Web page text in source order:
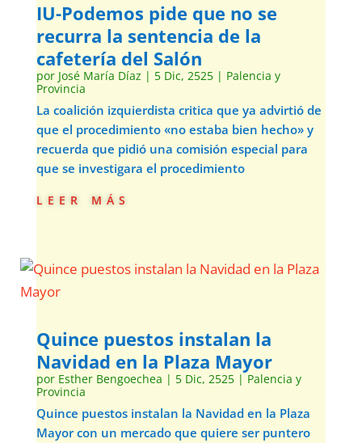
IU-Podemos pide que no se
recurra la sentencia de la
cafetería del Salón
por José María Díaz | 5 Dic, 2525| Palencia y
Provincia
La coalición izquierdista critica que ya advirtió de
que el procedimiento «no estaba bien hecho» y
recuerda que pidió una comisión especial para
que se investigara el procedimiento
leer más
Quince puestos instalan la
Navidad en la Plaza Mayor
por Esther Bengoechea | 5 Dic, 2525| Palencia y
Provincia
Quince puestos instalan la Navidad en la Plaza
Mayor con un mercado que quiere ser puntero